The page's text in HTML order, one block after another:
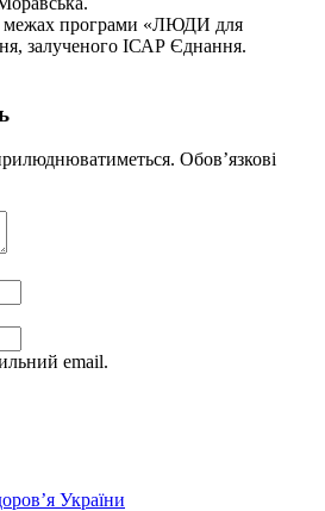
межах програми «ЛЮДИ для
залученого ІСАР Єднання.
Обов’язкові
email.
України